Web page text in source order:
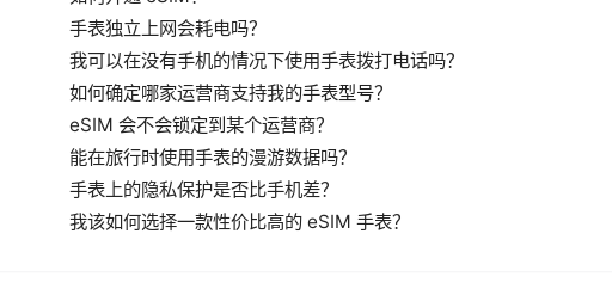
手表独立上网会耗电吗？
我可以在没有手机的情况下使用手表拨打电话吗？
如何确定哪家运营商支持我的手表型号？
eSIM 会不会锁定到某个运营商？
能在旅行时使用手表的漫游数据吗？
手表上的隐私保护是否比手机差？
我该如何选择一款性价比高的 eSIM 手表？